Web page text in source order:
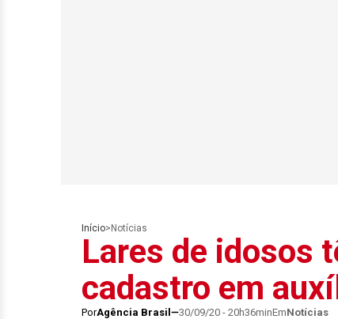
Início> Notícias
Lares de idosos
cadastro em
PorAgência Brasil 30/09/20 - 20h36minEmNotícias